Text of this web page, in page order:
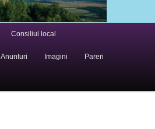
Consiliul local
Anunturi Imagini Pareri